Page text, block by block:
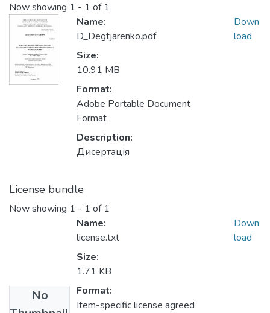
Now showing 1 - 1 of 1
Name:
D_Degtjarenko.pdf
Size:
10.91 MB
Format:
Adobe Portable Document
Format
Description:
Дисертація
Down
load
License bundle
Now showing 1 - 1 of 1
No
Name:
license.txt
Size:
1.71 KB
Format:
Item-specific license agreed
Down
load